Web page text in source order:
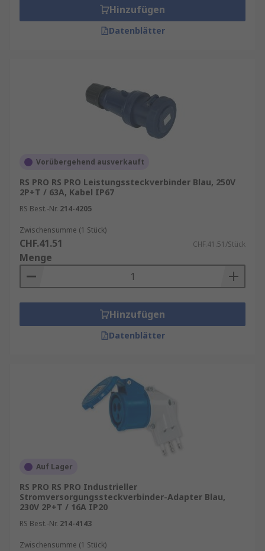
Hinzufügen
Datenblätter
Vorübergehend ausverkauft
RS PRO RS PRO Leistungssteckverbinder Blau, 250V
2P+T / 63A, Kabel IP67
RS Best.-Nr. 214-4205
Zwischensumme (1 Stück)
CHF.41.51 CHF.41.51/Stück
Menge
Hinzufügen
Datenblätter
Auf Lager
RS PRO RS PRO Industrieller
Stromversorgungssteckverbinder-Adapter Blau,
230V 2P+T / 16A IP20
RS Best.-Nr. 214-4143
Zwischensumme (1 Stück)